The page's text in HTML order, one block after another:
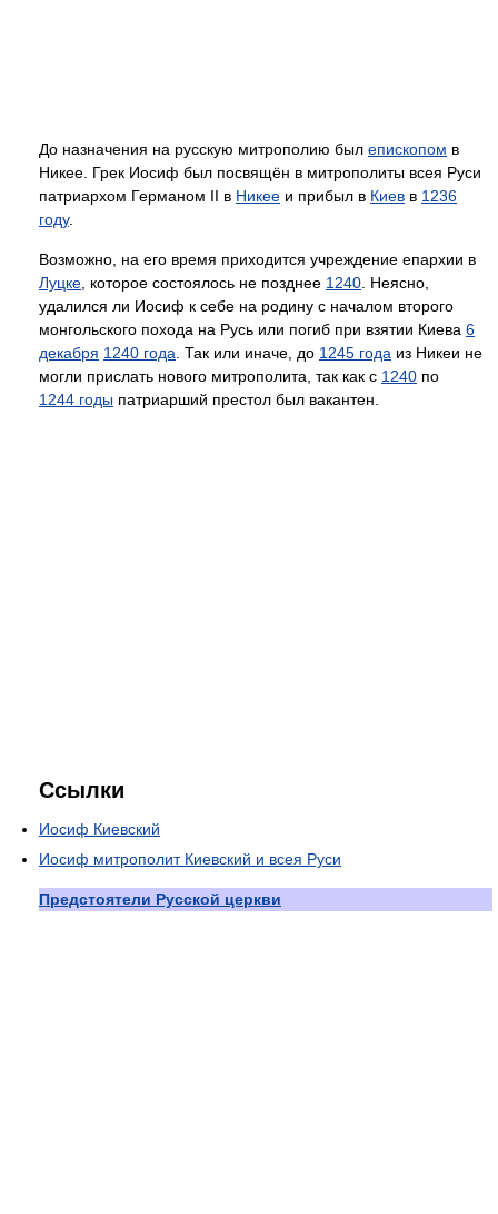
До назначения на русскую митрополию был епископом в
Никее. Грек Иосиф был посвящён в митрополиты всея Руси
патриархом Германом II в Никее и прибыл в Киев в 1236
году.
Возможно, на его время приходится учреждение епархии в
Луцке , которое состоялось не позднее 1240 . Неясно,
удалился ли Иосиф к себе на родину с началом второго
монгольского похода на Русь или погиб при взятии Киева 6
декабря 1240 года . Так или иначе, до 1245 года из Никеи не
могли прислать нового митрополита, так как с 1240 по
1244 годы патриарший престол был вакантен.
Ссылки
Иосиф Киевский
Иосиф митрополит Киевский и всея Руси
Предстоятели Русской церкви